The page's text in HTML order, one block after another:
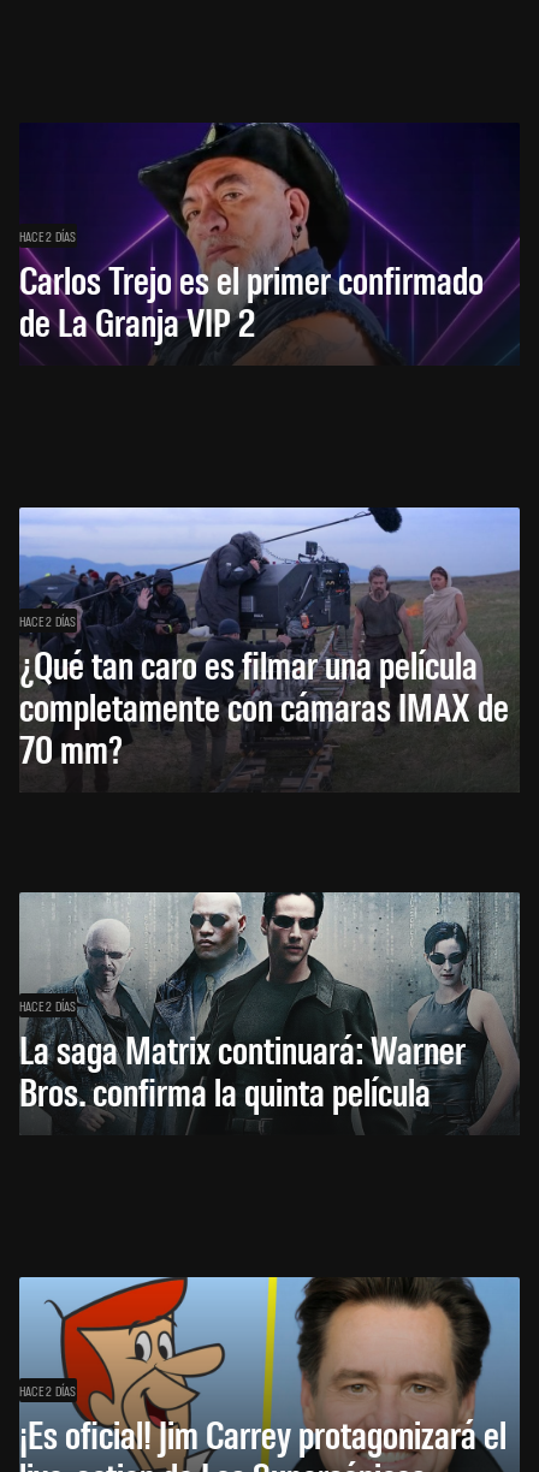
HACE 2 DÍAS
Carlos Trejo es el primer confirmado
de La Granja VIP 2
HACE 2 DÍAS
¿Qué tan caro es filmar una película
completamente con cámaras IMAX de
70 mm?
HACE 2 DÍAS
La saga Matrix continuará: Warner
Bros. confirma la quinta película
HACE 2 DÍAS
¡Es oficial! Jim Carrey protagonizará el